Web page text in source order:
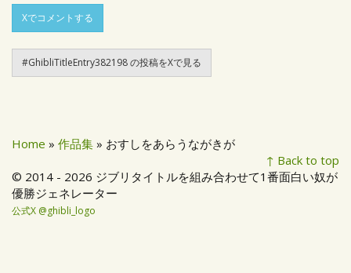
Xでコメントする
#GhibliTitleEntry382198 の投稿をXで見る
Home » 作品集 » おすしをあらうながきが
↑ Back to top
© 2014 - 2026 ジブリタイトルを組み合わせて1番面白い奴が
優勝ジェネレーター
公式X @ghibli_logo